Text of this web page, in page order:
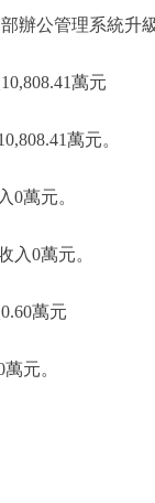
辦公管理系統升
萬元
萬元。
萬元。
0萬元。
萬元
元。